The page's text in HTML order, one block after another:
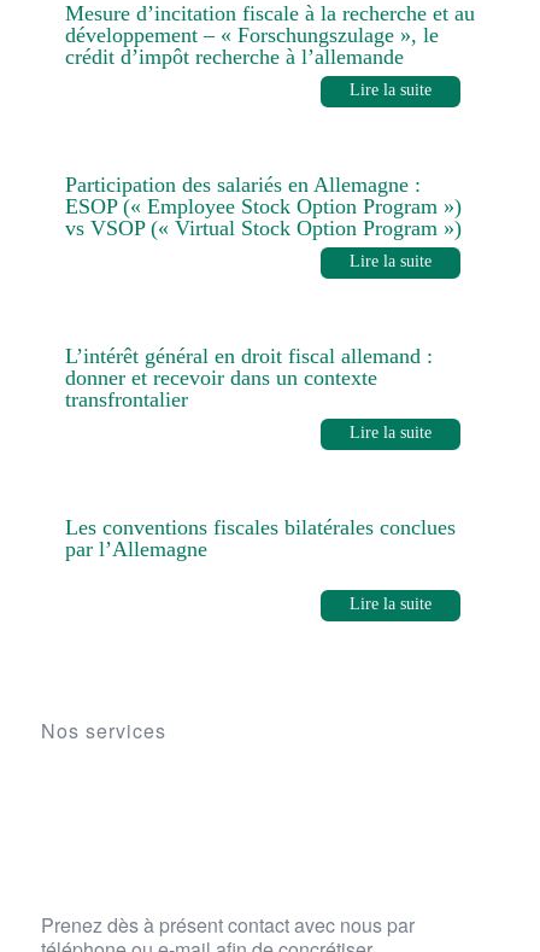
Mesure d’incitation fiscale à la recherche et au
développement – « Forschungszulage », le
crédit d’impôt recherche à l’allemande
Lire la suite
Participation des salariés en Allemagne :
ESOP (« Employee Stock Option Program »)
vs VSOP (« Virtual Stock Option Program »)
Lire la suite
L’intérêt général en droit fiscal allemand :
donner et recevoir dans un contexte
transfrontalier
Lire la suite
Les conventions fiscales bilatérales conclues
par l’Allemagne
Lire la suite
Nos services
Prenez dès à présent contact avec nous par